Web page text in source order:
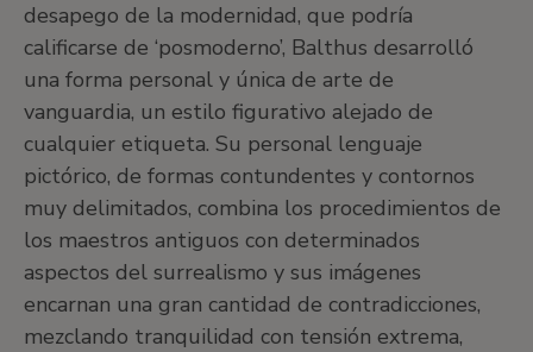
desapego de la modernidad, que podría
calificarse de ‘posmoderno’, Balthus desarrolló
una forma personal y única de arte de
vanguardia, un estilo figurativo alejado de
cualquier etiqueta. Su personal lenguaje
pictórico, de formas contundentes y contornos
muy delimitados, combina los procedimientos de
los maestros antiguos con determinados
aspectos del surrealismo y sus imágenes
encarnan una gran cantidad de contradicciones,
mezclando tranquilidad con tensión extrema,